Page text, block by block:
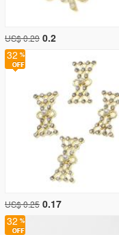
32
32
US$ 0.25 0.17
US$ 0.29 0.2